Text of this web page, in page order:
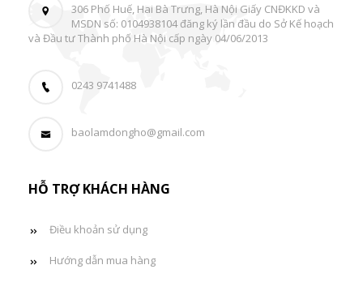
306 Phố Huế, Hai Bà Trưng, Hà Nội Giấy CNĐKKD và
MSDN số: 0104938104 đăng ký lần đầu do Sở Kế hoạch
và Đầu tư Thành phố Hà Nội cấp ngày 04/06/2013
0243 9741488
baolamdongho@gmail.com
HỖ TRỢ KHÁCH HÀNG
Điều khoản sử dụng
Hướng dẫn mua hàng